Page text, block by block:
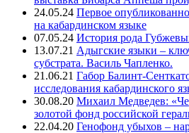
24.05.24 Первое
на кабардинском языке
07.05.24 История рода
13.07.21 Адыгские языки –
субстрата. Василь Чапленко.
21.06.21 Габор Балинт-
исследования кабардинского
30.08.20 Михаил Медведев:
золотой фонд российской
22.04.20 Генофонд убыхов –